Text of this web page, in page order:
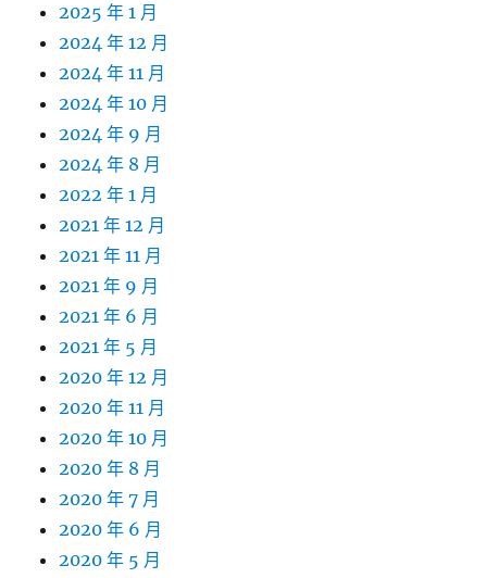
2025 年 1 月
2024 年 12 月
2024 年 11 月
2024 年 10 月
2024 年 9 月
2024 年 8 月
2022 年 1 月
2021 年 12 月
2021 年 11 月
2021 年 9 月
2021 年 6 月
2021 年 5 月
2020 年 12 月
2020 年 11 月
2020 年 10 月
2020 年 8 月
2020 年 7 月
2020 年 6 月
2020 年 5 月